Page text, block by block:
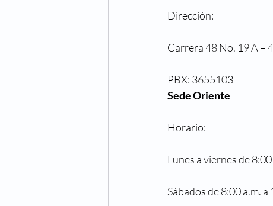
Dirección:
Carrera 48 No. 19 A –
PBX: 3655103
Sede Oriente
Horario:
Lunes a viernes de
Sábados de 8:00 a.m. a